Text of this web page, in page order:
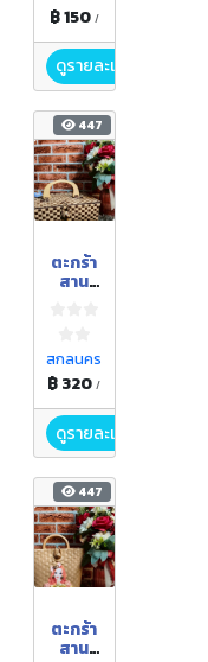
฿ 150 /
ดูรายละเอียด
447
ตะกร้า
สาน
สกลนคร
฿ 320/
ดูรายละเอียด
447
ตะกร้า
สาน